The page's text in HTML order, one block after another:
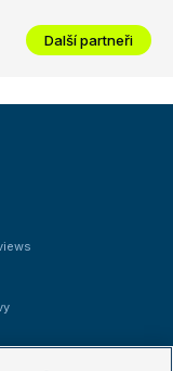
Další partneři